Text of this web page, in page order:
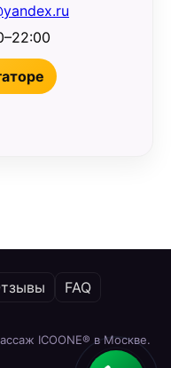
FAQ
ICOONE® в Москве.